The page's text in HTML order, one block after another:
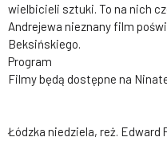
wielbicieli sztuki. To na nich
Andrejewa nieznany film
Beksińskiego.
Program
Filmy będą dostępne na
Łódzka niedziela, reż. Edward